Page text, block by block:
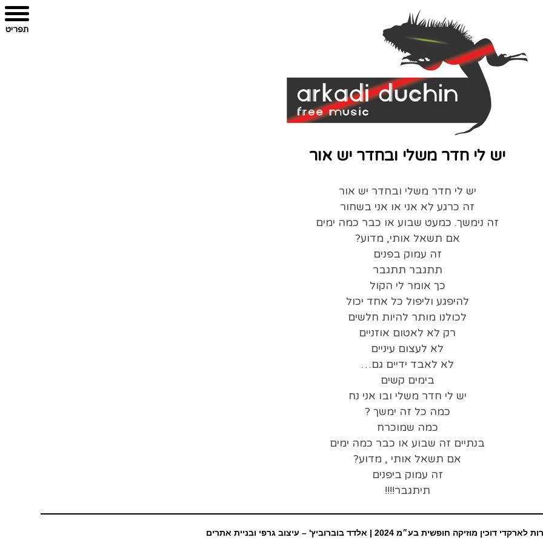
יש לי חדר משלי ובחדר יש אור
יש לי חדר משלי ובחדר יש אור
זה כרגע לא אני או אני בשחור
זה נימשך. כמעט שבוע או כבר כמה ימים
אם תשאל אותי, מדוע?
זה עמוק בפנים
תתגבר תתגבר
כך אומר לי הקול
להיפגע וליפול כל אחד יכול
לכולנו מותר להיות חלשים
רק לא לאטום אוזניים
לא לעצום עיניים
לא לאבד ידיים גם…
בימים קשים
יש לי חדר משלי ובו אני נח
כמה כל זה ימשך ?
כמה שמוכרח
בנתיים זה שבוע או כבר כמה ימים
אם תשאל אותי , מדוע?
זה עמוק ביפנים
תיתגבר!!!!
לארקדי דוכין מוזיקה חופשית בע״מ 2024 | אלדד בוברוביץ' – עיצוב גרפי ובניית אתרים
תפריט